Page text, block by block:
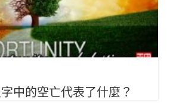
中的空亡代表了什麼？